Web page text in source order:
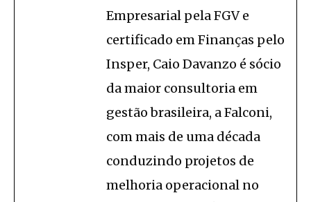
Empresarial pela FGV e
certificado em Finanças pelo
Insper, Caio Davanzo é sócio
da maior consultoria em
gestão brasileira, a Falconi,
com mais de uma década
conduzindo projetos de
melhoria operacional no